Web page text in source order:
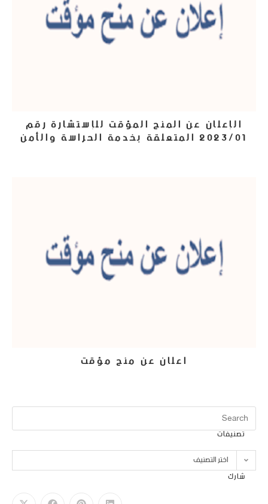
الإعلان عن المنح المؤقت للإستشارة رقم
2023/01 المتعلقة بخدمة الحراسة والأمن
اعلان عن منح مؤقت
تصنيفات
اختر التصنيف
شارك